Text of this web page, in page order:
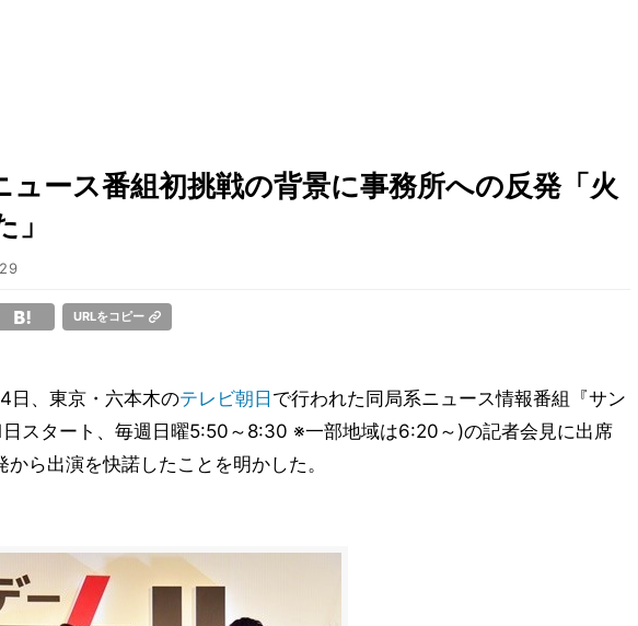
ュース番組初挑戦の背景に事務所への反発「火
URLをコピー
日、東京・六本木のテレビ朝日 で行われた同局系ニュース情報番組『サン
日スタート、毎週日曜5:50～8:30 ※一部地域は6:20～)の記者会見に出席
から出演を快諾したことを明かした。